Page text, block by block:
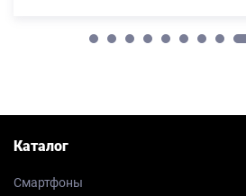
Каталог
Смартфоны